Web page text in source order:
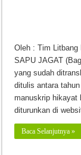
Oleh : Tim
SAPU JAGAT
yang sudah
ditulis antara
manuskrip hikayat
diturunkan di
Baca Selanjutnya »